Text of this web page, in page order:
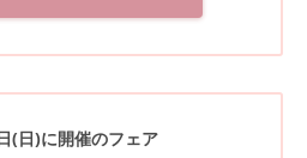
(日)に開催のフェア